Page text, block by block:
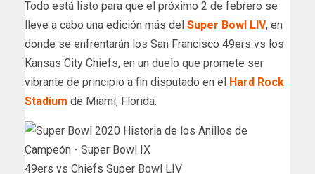
Todo está listo para que el próximo 2 de febrero se
lleve a cabo una edición más del Super Bowl LIV, en
donde se enfrentarán los San Francisco 49ers vs los
Kansas City Chiefs, en un duelo que promete ser
vibrante de principio a fin disputado en el
Hard Rock
Stadium de Miami, Florida.
49ers vs Chiefs Super Bowl LIV